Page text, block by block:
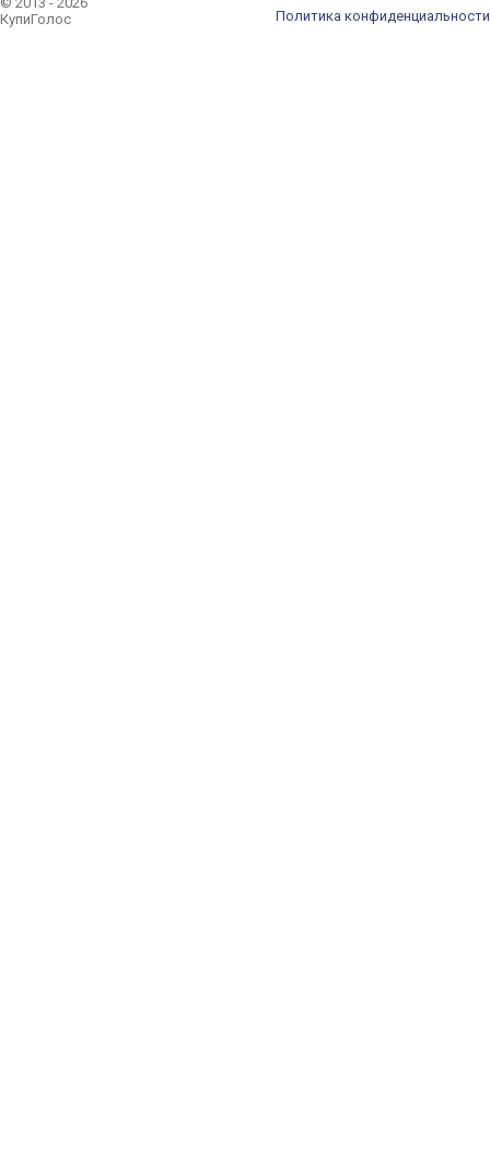
КупиГолос
Политика конфиденциальности